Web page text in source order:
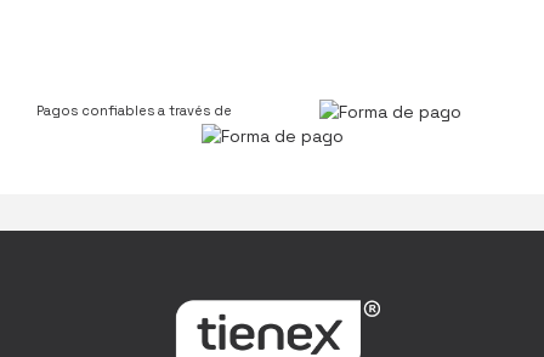
Pagos confiables a través de